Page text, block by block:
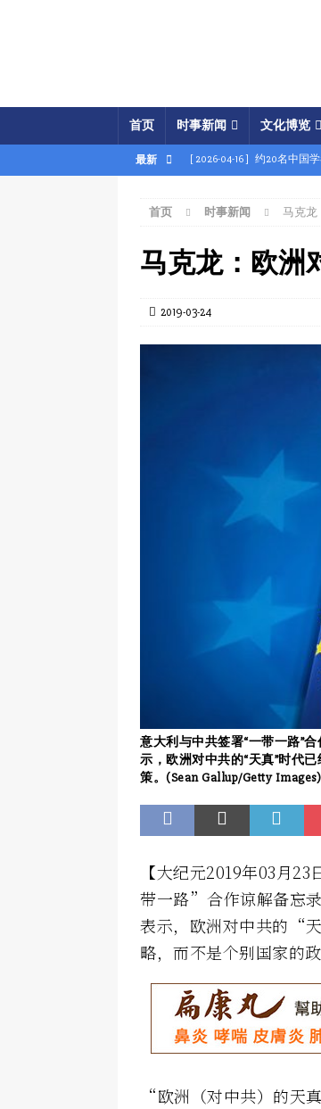
首页 时事新闻 文化博览
最新 [ 2026-04-16 ] 约20名中国
[ 2026-04-15 ] 伊朗被曝密
[ 2026-04-15 ] 【时事金扫
专家：美军
[ 2026-04-02 ]
[ 2026-04-02 ] 【时事金扫
美破獲大規
首页 时事新闻 马克龙
马克龙：欧洲
2019-03-24
意大利与中共签署“一带一路”
示，欧洲对中共的“天真”时代
策。(Sean Gallup/Getty Images)
【大纪元2019年03月
带一路”合作谅解备忘
表示，欧洲对中共的“
略，而不是个别国家的政
“欧洲（对中共）的天